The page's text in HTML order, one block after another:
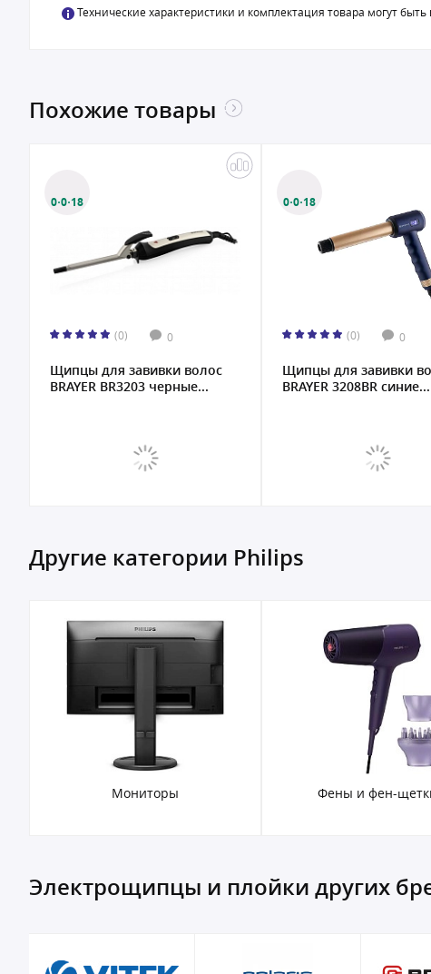
Технические характеристики и комплектация товара могут
Похожие товары
0·0·18
(0) 0
Щипцы для завивки волос
BRAYER BR3203 черные...
0·0·18
(0) 0
Щипцы для завивки
BRAYER 3208BR синие...
Другие категории Philips
Мониторы Фены и фен-
Электрощипцы и плойки других